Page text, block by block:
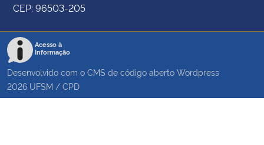
CEP: 96503-205
Acesso à
Informação
Desenvolvido com o CMS de código aberto Wordpress
2026 UFSM / CPD